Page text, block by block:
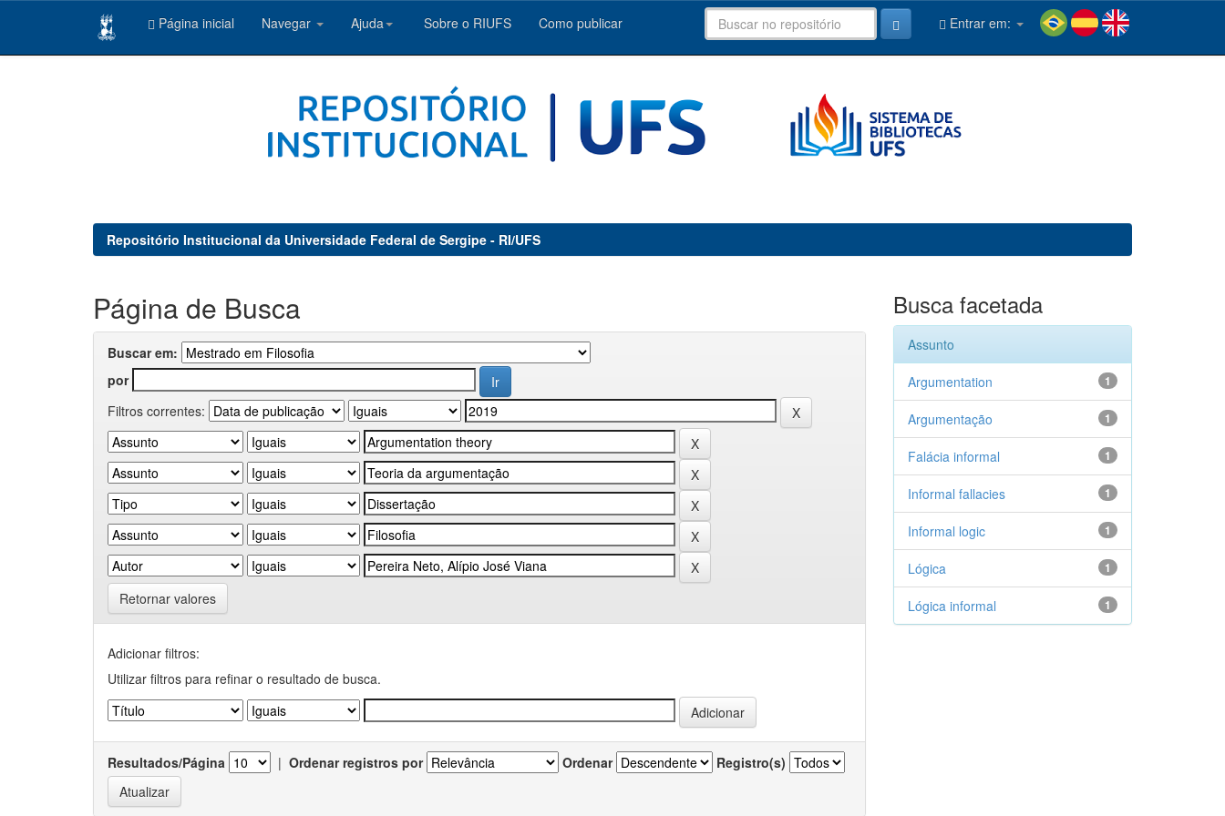
Página inicial Navegar Ajuda Sobre o RIUFS Como publicar Entrar em:
Repositório Institucional da Universidade Federal de Sergipe - RI/UFS
Página de Busca
Buscar em:
por
Filtros correntes:
Retornar valores
Adicionar filtros:
Utilizar filtros para refinar o resultado de busca.
Resultados/Página | Ordenar registros por Ordenar Registro(s)
Busca facetada
Assunto
1
Argumentation
1
Argumentação
1
Falácia informal
1
Informal fallacies
1
Informal logic
1
Lógica
1
Lógica informal